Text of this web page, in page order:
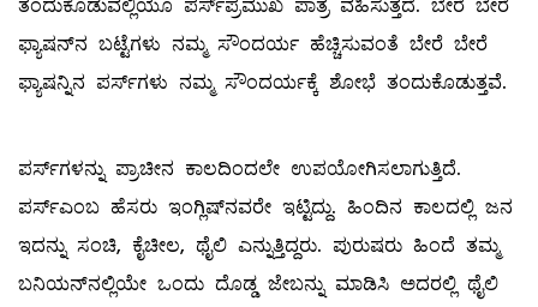
ತಂದುಕೊಡುವಲ್ಲಿಯೂ ಪರ್ಸ್‌ಪ್ರಮುಖ ಪಾತ್ರ ವಹಿಸುತ್ತದೆ. ಬೇರೆ ಬೇರೆ
ಫ್ಯಾಷನ್‌ನ ಬಟ್ಟೆಗಳು ನಮ್ಮ ಸೌಂದರ್ಯ ಹೆಚ್ಚಿಸುವಂತೆ ಬೇರೆ ಬೇರೆ
ಫ್ಯಾಷನ್ನಿನ ಪರ್ಸ್‌ಗಳು ನಮ್ಮ ಸೌಂದರ್ಯಕ್ಕೆ ಶೋಭೆ ತಂದುಕೊಡುತ್ತವೆ.
ಪರ್ಸ್‌ಗಳನ್ನು ಪ್ರಾಚೀನ ಕಾಲದಿಂದಲೇ ಉಪಯೋಗಿಸಲಾಗುತ್ತಿದೆ.
ಪರ್ಸ್‌ಎಂಬ ಹೆಸರು ಇಂಗ್ಲಿಷ್‌ನವರೇ ಇಟ್ಟಿದ್ದು. ಹಿಂದಿನ ಕಾಲದಲ್ಲಿ ಜನ
ಇದನ್ನು ಸಂಚಿ, ಕೈಚೀಲ, ಥೈಲಿ ಎನ್ನುತ್ತಿದ್ದರು. ಪುರುಷರು ಹಿಂದೆ ತಮ್ಮ
ಬನಿಯನ್‌ನಲ್ಲಿಯೇ ಒಂದು ದೊಡ್ಡ ಜೇಬನ್ನು ಮಾಡಿಸಿ ಅದರಲ್ಲಿ ಥೈಲಿ